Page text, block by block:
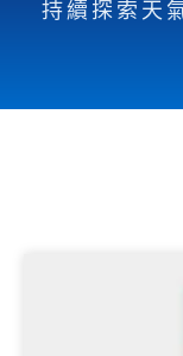
持續探索天